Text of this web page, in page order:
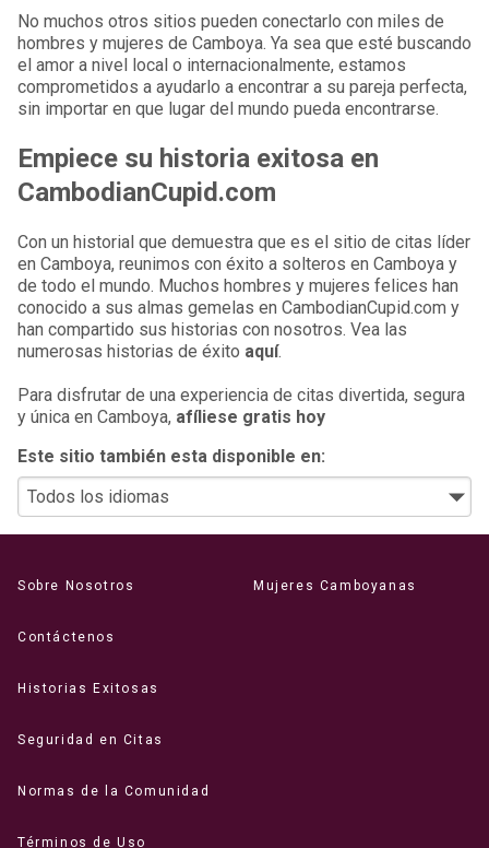
No muchos otros sitios pueden conectarlo con miles de
hombres y mujeres de Camboya. Ya sea que esté buscando
el amor a nivel local o internacionalmente, estamos
comprometidos a ayudarlo a encontrar a su pareja perfecta,
sin importar en que lugar del mundo pueda encontrarse.
Empiece su historia exitosa en
CambodianCupid.com
Con un historial que demuestra que es el sitio de citas líder
en Camboya, reunimos con éxito a solteros en Camboya y
de todo el mundo. Muchos hombres y mujeres felices han
conocido a sus almas gemelas en CambodianCupid.com y
han compartido sus historias con nosotros. Vea las
numerosas historias de éxito aquí.
Para disfrutar de una experiencia de citas divertida, segura
y única en Camboya, afíliese gratis hoy
Este sitio también esta disponible en:
Sobre Nosotros
Contáctenos
Historias Exitosas
Seguridad en Citas
Normas de la Comunidad
Términos de Uso
Mujeres Camboyanas